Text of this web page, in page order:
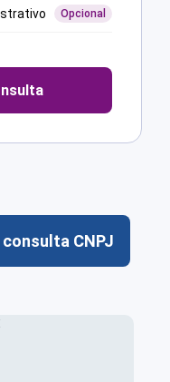
Opcional
CNPJ